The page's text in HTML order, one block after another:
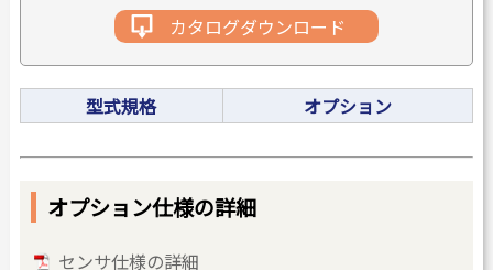
カタログダウンロード
型式規格 オプション
オプション仕様の詳細
センサ仕様の詳細